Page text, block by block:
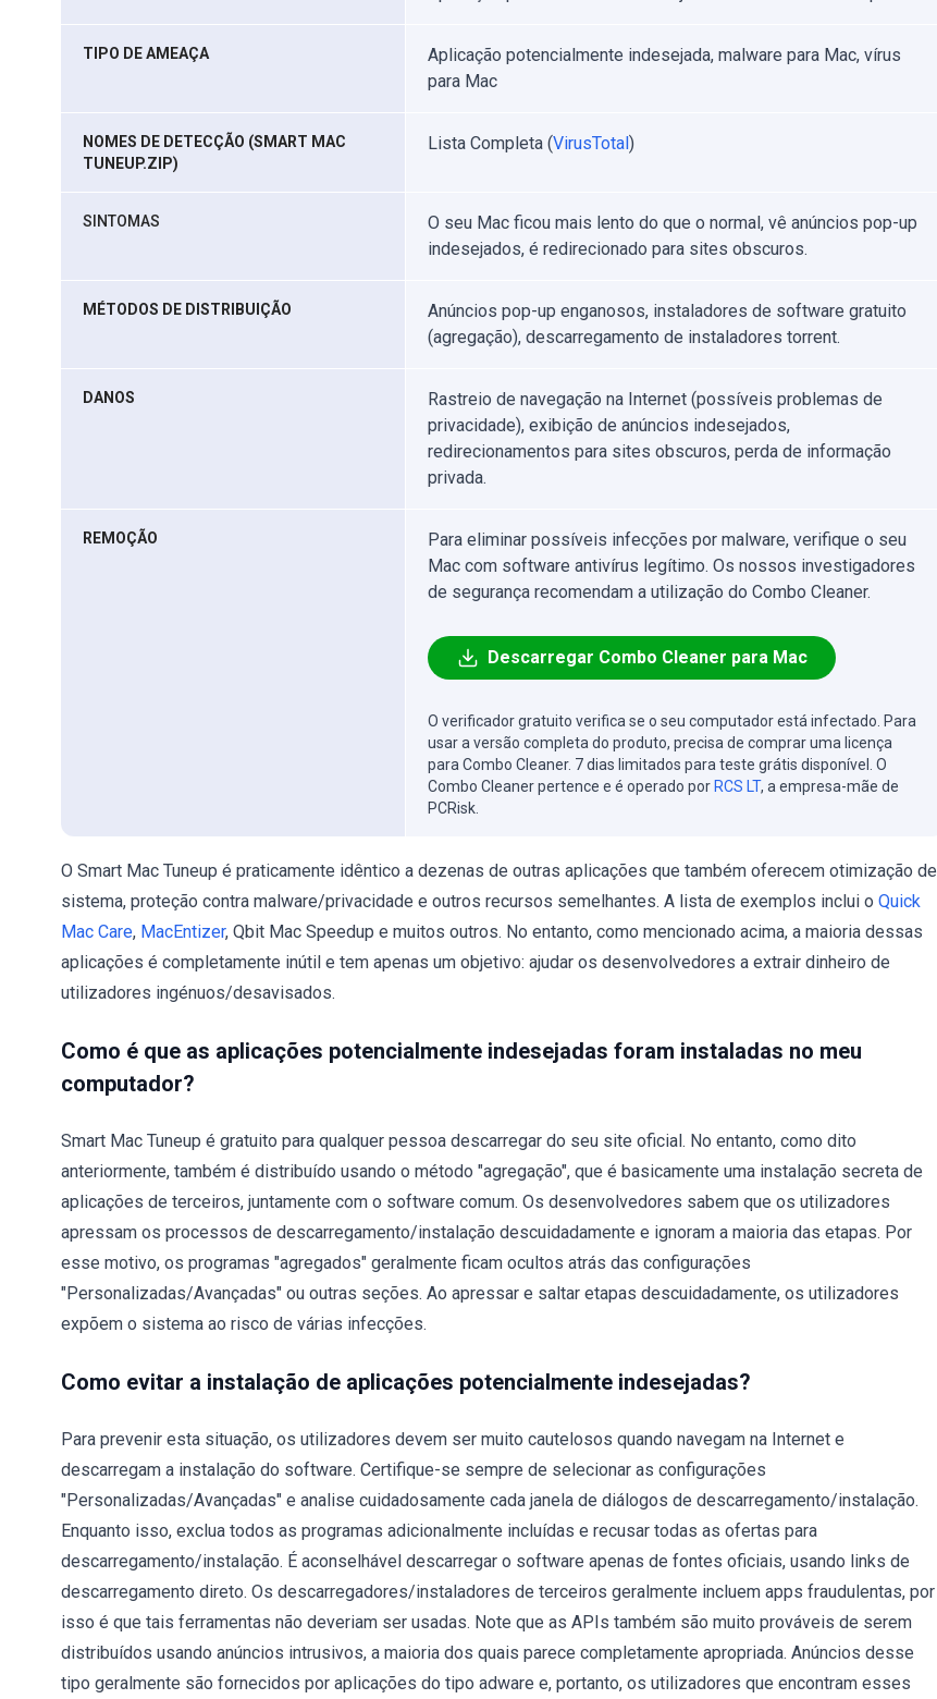
TIPO DE AMEAÇA
Aplicação potencialmente indesejada, malware para Mac, vírus
para Mac
NOMES DE DETECÇÃO (SMART MAC
TUNEUP.ZIP)
Lista Completa (VirusTotal)
SINTOMAS
O seu Mac ficou mais lento do que o normal, vê anúncios pop-up
indesejados, é redirecionado para sites obscuros.
MÉTODOS DE DISTRIBUIÇÃO
Anúncios pop-up enganosos, instaladores de software gratuito
(agregação), descarregamento de instaladores torrent.
DANOS
Rastreio de navegação na Internet (possíveis problemas de
privacidade), exibição de anúncios indesejados,
redirecionamentos para sites obscuros, perda de informação
privada.
REMOÇÃO
Para eliminar possíveis infecções por malware, verifique o seu
Mac com software antivírus legítimo. Os nossos investigadores
de segurança recomendam a utilização do Combo Cleaner.
Descarregar Combo Cleaner para Mac
O verificador gratuito verifica se o seu computador está infectado. Para
usar a versão completa do produto, precisa de comprar uma licença
para Combo Cleaner. 7 dias limitados para teste grátis disponível. O
Combo Cleaner pertence e é operado por RCS LT, a empresa-mãe de
PCRisk.
O Smart Mac Tuneup é praticamente idêntico a dezenas de outras aplicações que também oferecem otimização de
sistema, proteção contra malware/privacidade e outros recursos semelhantes. A lista de exemplos inclui o Quick
Mac Care, MacEntizer, Qbit Mac Speedup e muitos outros. No entanto, como mencionado acima, a maioria dessas
aplicações é completamente inútil e tem apenas um objetivo: ajudar os desenvolvedores a extrair dinheiro de
utilizadores ingénuos/desavisados.
Como é que as aplicações potencialmente indesejadas foram instaladas no meu
computador?
Smart Mac Tuneup é gratuito para qualquer pessoa descarregar do seu site oficial. No entanto, como dito
anteriormente, também é distribuído usando o método "agregação", que é basicamente uma instalação secreta de
aplicações de terceiros, juntamente com o software comum. Os desenvolvedores sabem que os utilizadores
apressam os processos de descarregamento/instalação descuidadamente e ignoram a maioria das etapas. Por
esse motivo, os programas "agregados" geralmente ficam ocultos atrás das configurações
"Personalizadas/Avançadas" ou outras seções. Ao apressar e saltar etapas descuidadamente, os utilizadores
expõem o sistema ao risco de várias infecções.
Como evitar a instalação de aplicações potencialmente indesejadas?
Para prevenir esta situação, os utilizadores devem ser muito cautelosos quando navegam na Internet e
descarregam a instalação do software. Certifique-se sempre de selecionar as configurações
"Personalizadas/Avançadas" e analise cuidadosamente cada janela de diálogos de descarregamento/instalação.
Enquanto isso, exclua todos as programas adicionalmente incluídas e recusar todas as ofertas para
descarregamento/instalação. É aconselhável descarregar o software apenas de fontes oficiais, usando links de
descarregamento direto. Os descarregadores/instaladores de terceiros geralmente incluem apps fraudulentas, por
isso é que tais ferramentas não deveriam ser usadas. Note que as APIs também são muito prováveis de serem
distribuídos usando anúncios intrusivos, a maioria dos quais parece completamente apropriada. Anúncios desse
tipo geralmente são fornecidos por aplicações do tipo adware e, portanto, os utilizadores que encontram esses